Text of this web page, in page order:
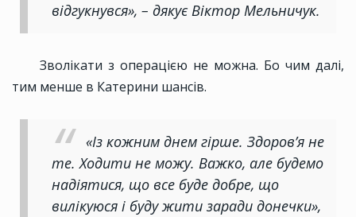
відгукнувся», – дякує Віктор Мельничук.
Зволікати з операцією не можна. Бо чим далі,
тим менше в Катерини шансів.
«Із кожним днем гірше. Здоров’я не
те. Ходити не можу. Важко, але будемо
надіятися, що все буде добре, що
вилікуюся і буду жити заради донечки»,